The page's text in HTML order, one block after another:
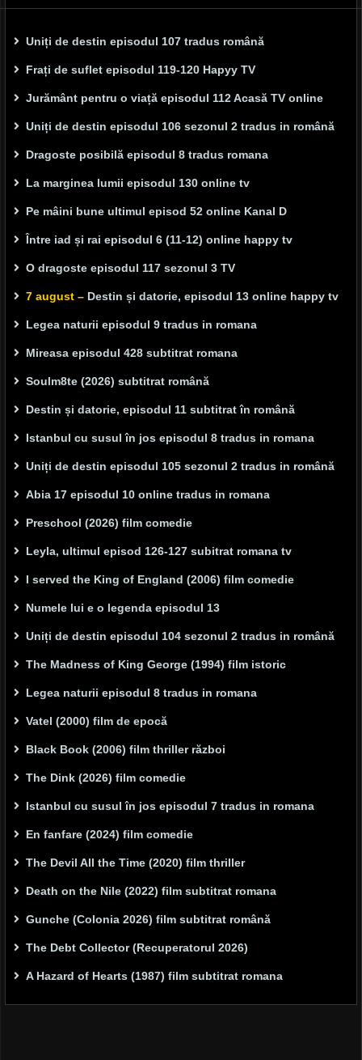
Uniți de destin episodul 107 tradus română
Frați de suflet episodul 119-120 Hapyy TV
Jurământ pentru o viață episodul 112 Acasă TV online
Uniți de destin episodul 106 sezonul 2 tradus in română
Dragoste posibilă episodul 8 tradus romana
La marginea lumii episodul 130 online tv
Pe mâini bune ultimul episod 52 online Kanal D
Între iad și rai episodul 6 (11-12) online happy tv
O dragoste episodul 117 sezonul 3 TV
7 august – Destin și datorie, episodul 13 online happy tv
Legea naturii episodul 9 tradus in romana
Mireasa episodul 428 subtitrat romana
Soulm8te (2026) subtitrat română
Destin și datorie, episodul 11 subtitrat în română
Istanbul cu susul în jos episodul 8 tradus in romana
Uniți de destin episodul 105 sezonul 2 tradus in română
Abia 17 episodul 10 online tradus in romana
Preschool (2026) film comedie
Leyla, ultimul episod 126-127 subitrat romana tv
I served the King of England (2006) film comedie
Numele lui e o legenda episodul 13
Uniți de destin episodul 104 sezonul 2 tradus in română
The Madness of King George (1994) film istoric
Legea naturii episodul 8 tradus in romana
Vatel (2000) film de epocă
Black Book (2006) film thriller război
The Dink (2026) film comedie
Istanbul cu susul în jos episodul 7 tradus in romana
En fanfare (2024) film comedie
The Devil All the Time (2020) film thriller
Death on the Nile (2022) film subtitrat romana
Gunche (Colonia 2026) film subtitrat română
The Debt Collector (Recuperatorul 2026)
A Hazard of Hearts (1987) film subtitrat romana